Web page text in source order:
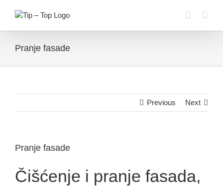
Pranje fasade
Previous Next
Pranje fasade
Čišćenje i pranje fasada,